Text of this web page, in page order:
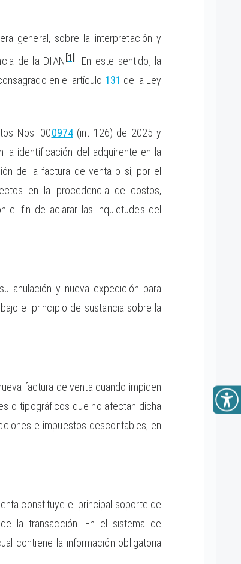
general, sobre la interpretación y
de la DIAN [1]
. En este sentido, la
en el artículo 131 de la Ley
Nos. 000974(int 126) de 2025 y
identificación del adquirente en la
de la factura de venta o si, por el
en la procedencia de costos,
el fin de aclarar las inquietudes del
anulación y nueva expedición para
el principio de sustancia sobre la
factura de venta cuando impiden
o tipográficos que no afectan dicha
e impuestos descontables, en
constituye el principal soporte de
la transacción. En el sistema de
contiene la información obligatoria